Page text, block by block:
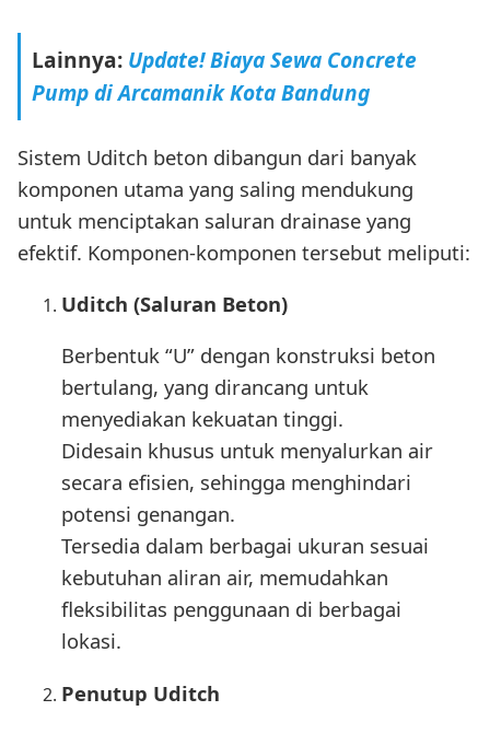
Lainnya: Update! Biaya Sewa Concrete
Pump di Arcamanik Kota Bandung
Sistem Uditch beton dibangun dari banyak
komponen utama yang saling mendukung
untuk menciptakan saluran drainase yang
efektif. Komponen-komponen tersebut meliputi:
Uditch (Saluran Beton)
Berbentuk “U” dengan konstruksi beton
bertulang, yang dirancang untuk
menyediakan kekuatan tinggi.
Didesain khusus untuk menyalurkan air
secara efisien, sehingga menghindari
potensi genangan.
Tersedia dalam berbagai ukuran sesuai
kebutuhan aliran air, memudahkan
fleksibilitas penggunaan di berbagai
lokasi.
Penutup Uditch